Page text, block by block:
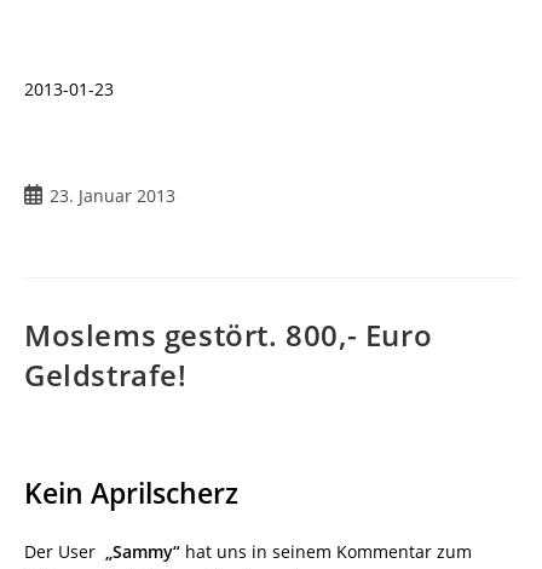
2013-01-23
Beitrag
23. Januar 2013
Moslems gestört. 800,- Euro
Geldstrafe!
Kein Aprilscherz
Der User „Sammy“ hat uns in seinem Kommentar zum